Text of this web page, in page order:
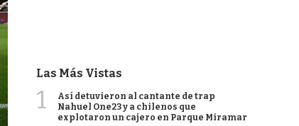
Las Más Vistas
1
Así detuvieron al cantante de trap
Nahuel One23 y a chilenos que
explotaron un cajero en Parque Miramar